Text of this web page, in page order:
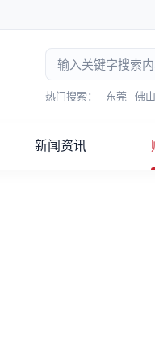
热门搜索： 东莞 佛山
新闻资讯